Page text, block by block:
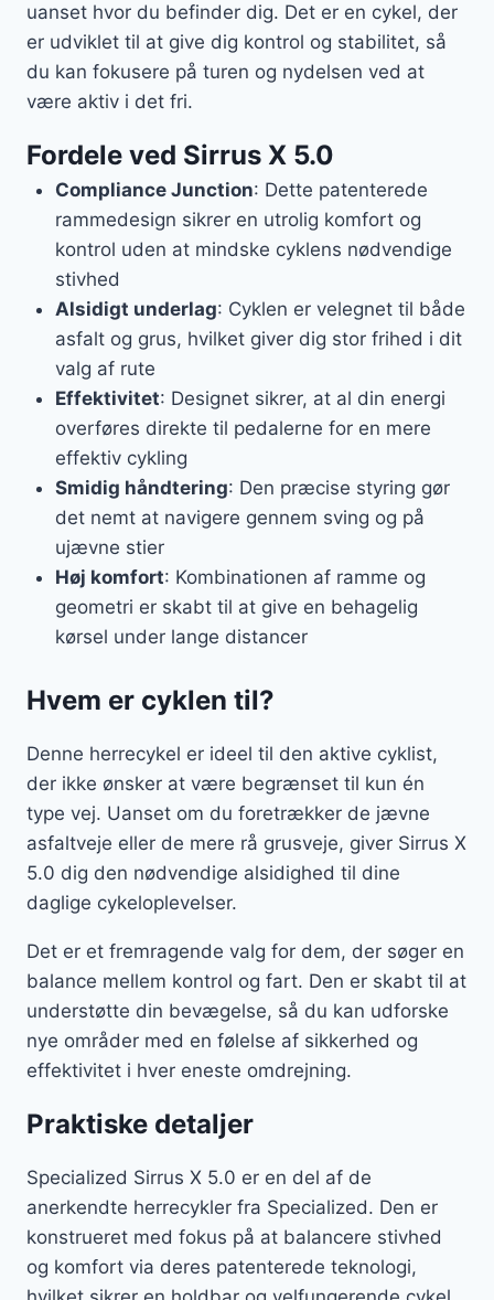
uanset hvor du befinder dig. Det er en cykel, der
er udviklet til at give dig kontrol og stabilitet, så
du kan fokusere på turen og nydelsen ved at
være aktiv i det fri.
Fordele ved Sirrus X 5.0
Compliance Junction: Dette patenterede
rammedesign sikrer en utrolig komfort og
kontrol uden at mindske cyklens nødvendige
stivhed
Alsidigt underlag: Cyklen er velegnet til både
asfalt og grus, hvilket giver dig stor frihed i dit
valg af rute
Effektivitet: Designet sikrer, at al din energi
overføres direkte til pedalerne for en mere
effektiv cykling
Smidig håndtering: Den præcise styring gør
det nemt at navigere gennem sving og på
ujævne stier
Høj komfort: Kombinationen af ramme og
geometri er skabt til at give en behagelig
kørsel under lange distancer
Hvem er cyklen til?
Denne herrecykel er ideel til den aktive cyklist,
der ikke ønsker at være begrænset til kun én
type vej. Uanset om du foretrækker de jævne
asfaltveje eller de mere rå grusveje, giver Sirrus X
5.0 dig den nødvendige alsidighed til dine
daglige cykeloplevelser.
Det er et fremragende valg for dem, der søger en
balance mellem kontrol og fart. Den er skabt til at
understøtte din bevægelse, så du kan udforske
nye områder med en følelse af sikkerhed og
effektivitet i hver eneste omdrejning.
Praktiske detaljer
Specialized Sirrus X 5.0 er en del af de
anerkendte herrecykler fra Specialized. Den er
konstrueret med fokus på at balancere stivhed
og komfort via deres patenterede teknologi,